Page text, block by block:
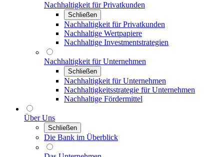
Nachhaltigkeit für Privatkunden
Schließen
Nachhaltigkeit für Privatkunden
Nachhaltige Wertpapiere
Nachhaltige Investmentstrategien
Nachhaltigkeit für Unternehmen
Schließen
Nachhaltigkeit für Unternehmen
Nachhaltigkeitsstrategie für Unternehmen
Nachhaltige Fördermittel
Über Uns
Schließen
Die Bank im Überblick